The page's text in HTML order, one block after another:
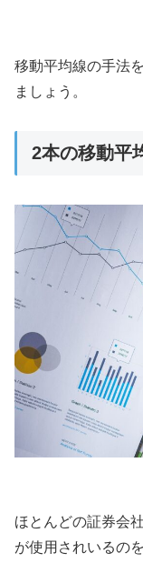
移動平均線の手法
ましょう。
2本の移動平
ほとんどの証券会
が使用されいるの